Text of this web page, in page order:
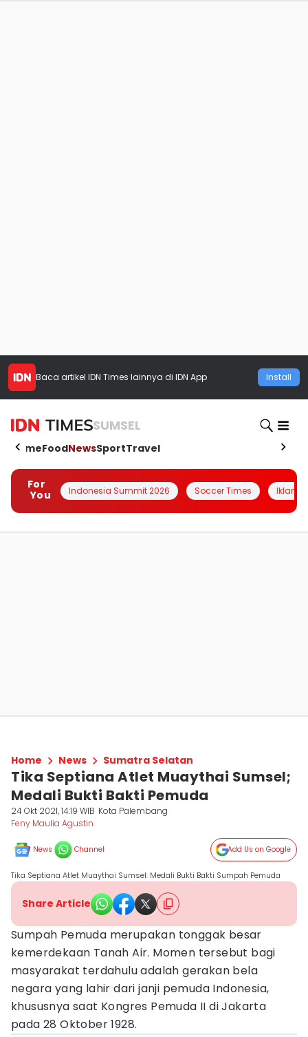
Baca artikel IDN Times lainnya di IDN App Install
SUMSEL
HomeFoodNewsSportTravel
For
You
Indonesia Summit 2026 Soccer Times Iklanin
Home News Sumatra Selatan
Tika Septiana Atlet Muaythai Sumsel;
Medali Bukti Bakti Pemuda
24 Okt 2021, 14:19 WIB Kota Palembang
Feny Maulia Agustin
News Channel Add Us on Google
Tika Septiana Atlet Muaythai Sumsel: Medali Bukti Bakti Sumpah Pemuda
Share Article
Sumpah Pemuda merupakan tonggak besar
kemerdekaan Tanah Air. Momen tersebut bagi
masyarakat terdahulu adalah gerakan bela
negara yang lahir dari janji pemuda Indonesia,
khususnya saat Kongres Pemuda II di Jakarta
pada 28 Oktober 1928.